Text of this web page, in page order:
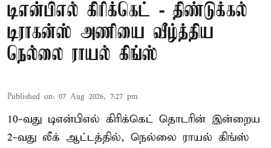
டிஎன்பிஎல் கிரிக்கெட் - திண்டுக்கல்
டிராகன்ஸ் அணியை வீழ்த்திய
நெல்லை ராயல் கிங்ஸ்
Published on: 07 Aug 2026, 7:27 pm
10-வது டிஎன்பிஎல் கிரிக்கெட் தொடரின் இன்றைய
2-வது லீக் ஆட்டத்தில், நெல்லை ராயல் கிங்ஸ்